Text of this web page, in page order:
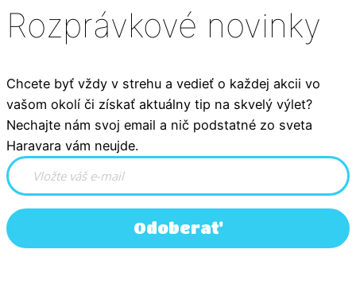
Rozprávkové novinky
Chcete byť vždy v strehu a vedieť o každej akcii vo
vašom okolí či získať aktuálny tip na skvelý výlet?
Nechajte nám svoj email a nič podstatné zo sveta
Haravara vám neujde.
Odoberať